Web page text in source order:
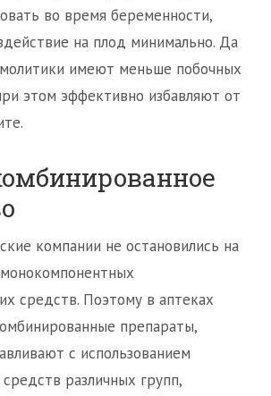
во время беременности,
на плод минимально. Да
имеют меньше побочных
этом эффективно избавляют от
компании не остановились на
средств. Поэтому в аптеках
препараты,
с использованием
различных групп,